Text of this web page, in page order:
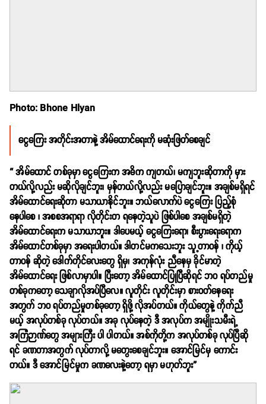
Photo: Bhone Hlyan
ငွေကြေး အတိုင်းအတာနဲ့ အိမ်ထောင်ရေးကို မဆုံးဖြတ်စေချင်
“ အိမ်ထောင် တစ်ခုမှာ ငွေကြေးက အဓိက ကျတယ်၊ မကျဘူးဆိုတာကို မှား
တယ်လို့လည်း မဆိုလိုချင်ဘူး၊ မှန်တယ်လို့လည်း မပြောချင်ဘူး။ အချစ်မရှိရင်
အိမ်ထောင်ရေးဆိုတာ မသာယာနိုင်ဘူး။ ဘယ်လောက်ပဲ ငွေကြေး ပြည့်စုံ
နေပါစေ ၊ အစစအရာရာ လိုတိုင်းတ ရနေတဲ့သူပဲ ဖြစ်ပါစေ အချစ်မရှိတဲ့
အိမ်ထောင်ရေးက မသာယာဘူး။ ဒါပေမယ့် ငွေကြေးရော၊ စီးပွားရေးရောက
အိမ်ထောင်တစ်ခုမှာ အရေးပါတယ်။ ဒါတင်မကသေးဘူး သူ့တာဝန် ၊ ကိုယ့်
တာဝန် ဆိုတဲ့ ဒေါက်တိုင်လေးတွေ ရှိမှ၊ အကုန်လုံး ညီနေမှ ခိုင်မာတဲ့
အိမ်ထောင်ရေး ဖြစ်လာမှာပါ။ ပြီးတော့ အိမ်ထောင်ပြုပြီဆိုရင် ဘဝ ရပ်တည်မှု
တစ်ခုကတော့ သေချာလိုအပ်ပြီလေ။ လူတိုင်း လူတိုင်းမှာ စားဝတ်နေရေး
အတွက် ဘဝ ရပ်တည်မှုတစ်ခုတော့ ရှိဖို့ လိုအပ်တယ်။ ကိုယ်တွေနဲ့ ကိုက်ညီ
မယ့် အလုပ်တစ်ခု လုပ်တယ်။ အခု လုပ်နေတဲ့ ဒီ အလုပ်က အမျိုးသမီးရဲ့
အကြံဉာဏ်တွေ အများကြီး ပါ ပါတယ်။ အစ်ကိုတို့က အလုပ်တစ်ခု လုပ်ပြီဆို
ရင် ခဏတာအတွက် လုပ်တာလို့ မတွေးစေချင်ဘူး။ အောင်မြင်မှ ကောင်း
တယ်။ ဒီ အောင်မြင်မှုက ခဏလေးနဲ့တော့ ရမှာ မဟုတ်ဘူး”